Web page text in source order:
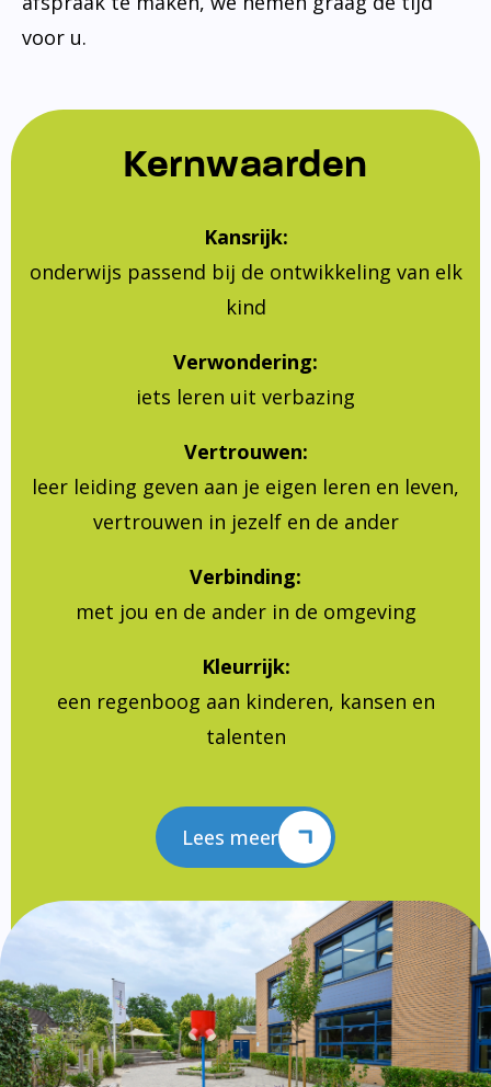
voor u.
Kernwaarden
Kansrijk:
onderwijs passend bij de ontwikkeling van elk
kind
Verwondering:
iets leren uit verbazing
Vertrouwen:
leer leiding geven aan je eigen leren en leven,
vertrouwen in jezelf en de ander
Verbinding:
met jou en de ander in de omgeving
Kleurrijk:
een regenboog aan kinderen, kansen en
talenten
Lees meer